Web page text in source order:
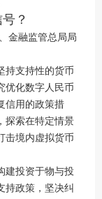
？
金融监管总局局
持支持性的货币
优化数字人民币
信用的政策措
探索在特定情景
击境内虚拟货币
建投资于物与投
持政策，坚决纠